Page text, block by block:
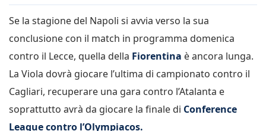
Se la stagione del Napoli si avvia verso la sua
conclusione con il match in programma domenica
contro il Lecce, quella della Fiorentina è ancora lunga.
La Viola dovrà giocare l’ultima di campionato contro il
Cagliari, recuperare una gara contro l’Atalanta e
soprattutto avrà da giocare la finale di Conference
League contro l’Olympiacos.